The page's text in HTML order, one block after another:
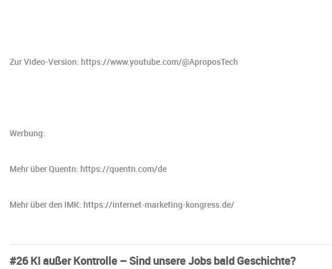
Zur Video-Version: https://www.youtube.com/@AproposTech
Werbung:
Mehr über Quentn: https://quentn.com/de
Mehr über den IMK: https://internet-marketing-kongress.de/
#26 KI außer Kontrolle – Sind unsere Jobs bald Geschichte?